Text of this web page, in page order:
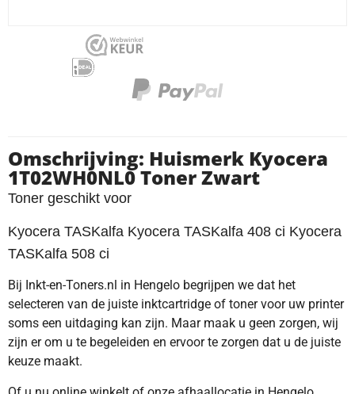
Omschrijving: Huismerk Kyocera
1T02WH0NL0 Toner Zwart
Toner geschikt voor
Kyocera TASKalfa Kyocera TASKalfa 408 ci Kyocera
TASKalfa 508 ci
Bij Inkt-en-Toners.nl in Hengelo begrijpen we dat het
selecteren van de juiste inktcartridge of toner voor uw printer
soms een uitdaging kan zijn. Maar maak u geen zorgen, wij
zijn er om u te begeleiden en ervoor te zorgen dat u de juiste
keuze maakt.